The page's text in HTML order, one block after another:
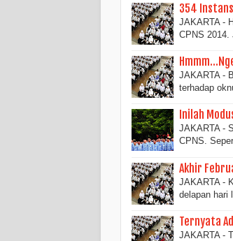
354
JAKARTA -
CPNS 2014.
JAKARTA -
terhadap
Inilah
JAKARTA -
CPNS.
Akhir
JAKARTA -
delapan hari
Ternyata
JAKARTA -